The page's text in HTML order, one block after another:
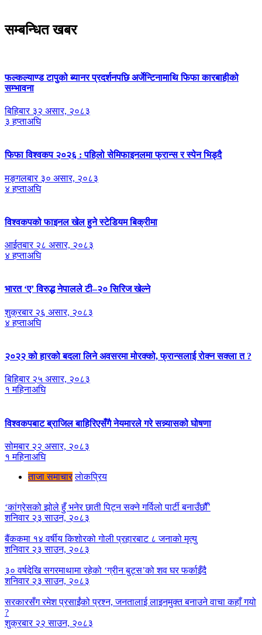
सम्बन्धित खबर
फल्कल्याण्ड टापुको ब्यानर प्रदर्शनपछि अर्जेन्टिनामाथि फिफा कारबाहीको
सम्भावना
बिहिबार ३२ असार, २०८३
३ हप्ताअघि
फिफा विश्वकप २०२६ : पहिलो सेमिफाइनलमा फ्रान्स र स्पेन भिड्दै
मङ्गलबार ३० असार, २०८३
४ हप्ताअघि
विश्वकपको फाइनल खेल हुने स्टेडियम बिक्रीमा
आईतबार २८ असार, २०८३
४ हप्ताअघि
भारत ‘ए’ विरुद्ध नेपालले टी–२० सिरिज खेल्ने
शुक्रबार २६ असार, २०८३
४ हप्ताअघि
२०२२ को हारको बदला लिने अवसरमा मोरक्को, फ्रान्सलाई रोक्न सक्ला त ?
बिहिबार २५ असार, २०८३
१ महिनाअघि
विश्वकपबाट ब्राजिल बाहिरिएसँगै नेयमारले गरे सन्न्यासको घोषणा
सोमबार २२ असार, २०८३
१ महिनाअघि
ताजा समाचार लाेकप्रिय
‘कांग्रेसको झोले हुँ भनेर छाती पिट्न सक्ने गर्विलो पार्टी बनाउँछौँ’
शनिवार २३ साउन, २०८३
बैंककमा १४ वर्षीय किशोरको गोली प्रहारबाट ८ जनाको मृत्यु
शनिवार २३ साउन, २०८३
३० वर्षदेखि सगरमाथामा रहेको ‘ग्रीन बुट्स’को शव घर फर्काइँदै
शनिवार २३ साउन, २०८३
सरकारसँग रमेश प्रसाईंको प्रश्न, जनतालाई लाइनमुक्त बनाउने वाचा कहाँ गयो
?
शुक्रबार २२ साउन, २०८३